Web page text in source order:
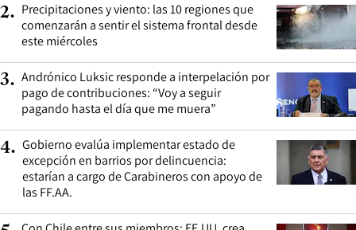
2. Precipitaciones y viento: las 10 regiones que
comenzarán a sentir el sistema frontal desde
este miércoles
3. Andrónico Luksic responde a interpelación por
pago de contribuciones: “Voy a seguir
pagando hasta el día que me muera”
4. Gobierno evalúa implementar estado de
excepción en barrios por delincuencia:
estarían a cargo de Carabineros con apoyo de
las FF.AA.